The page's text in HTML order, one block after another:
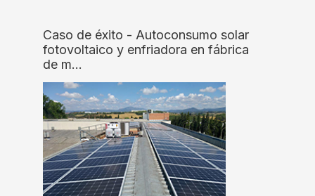
Caso de éxito - Autoconsumo solar
fotovoltaico y enfriadora en fábrica
de m…